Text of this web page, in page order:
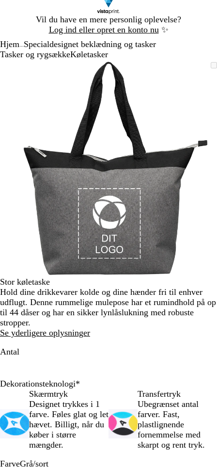
Vil du have en mere personlig oplevelse?
Log ind eller opret en konto nu ✨
1
Hjem Specialdesignet beklædning og tasker
Tasker og rygsækkeKøletasker
Zoombart
billede
Zoomet
til
minimum
Klik
for
udvide
Brug
tasterne
plus
og
minus
zoome
piletasterne
at
panorere
Stor køletaske
Hold dine drikkevarer kolde og dine hænder fri til enhver
udflugt. Denne rummelige mulepose har et rumindhold på op
til 44 dåser og har en sikker lynlåslukning med robuste
stropper.
Se yderligere oplysninger
Antal
Dekorationsteknologi*
Skærmtryk
Designet trykkes i 1
farve. Føles glat og let
hævet. Billigt, når du
køber i større
mængder.
Transfertryk
Ubegrænset antal
farver. Fast,
plastlignende
fornemmelse med
skarpt og rent tryk.
FarveGrå/sort